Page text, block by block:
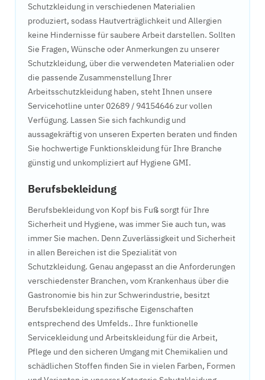
Schutzkleidung in verschiedenen Materialien
produziert, sodass Hautverträglichkeit und Allergien
keine Hindernisse für saubere Arbeit darstellen. Sollten
Sie Fragen, Wünsche oder Anmerkungen zu unserer
Schutzkleidung, über die verwendeten Materialien oder
die passende Zusammenstellung Ihrer
Arbeitsschutzkleidung haben, steht Ihnen unsere
Servicehotline unter 02689 / 94154646 zur vollen
Verfügung. Lassen Sie sich fachkundig und
aussagekräftig von unseren Experten beraten und finden
Sie hochwertige Funktionskleidung für Ihre Branche
günstig und unkompliziert auf Hygiene GMI.
Berufsbekleidung
Berufsbekleidung von Kopf bis Fuß sorgt für Ihre
Sicherheit und Hygiene, was immer Sie auch tun, was
immer Sie machen. Denn Zuverlässigkeit und Sicherheit
in allen Bereichen ist die Spezialität von
Schutzkleidung. Genau angepasst an die Anforderungen
verschiedenster Branchen, vom Krankenhaus über die
Gastronomie bis hin zur Schwerindustrie, besitzt
Berufsbekleidung spezifische Eigenschaften
entsprechend des Umfelds.. Ihre funktionelle
Servicekleidung und Arbeitskleidung für die Arbeit,
Pflege und den sicheren Umgang mit Chemikalien und
schädlichen Stoffen finden Sie in vielen Farben, Formen